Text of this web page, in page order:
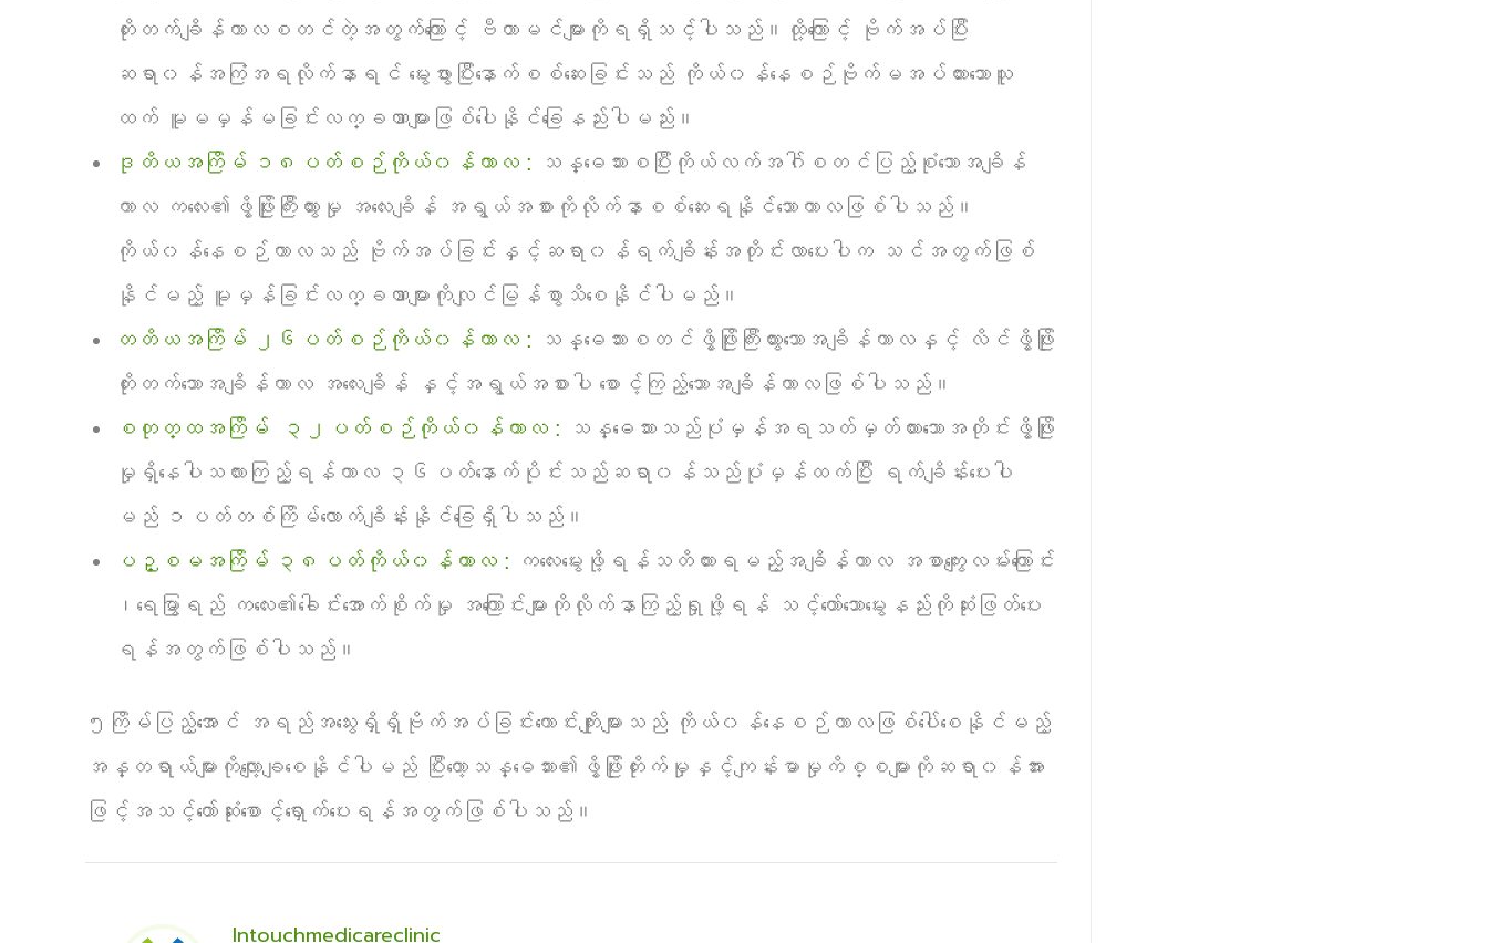
တိုးတက်ချိန်ကာလစတင်တဲ့အတွက်ကြောင့် ဗီတာမင်များကိုရရှိသင့်ပါသည်။ထို့ကြောင့် ဗိုက်အပ်ပြီး
ဆရာ၀န်အကြံအရလိုက်နာရင် မွေးဖွားပြီးနောက်စစ်ဆေးခြင်းသည် ကိုယ်၀န်နေစဉ်ဗိုက်မအပ်ထားသောသူ
ထက် မူမမှန်မခြင်းလက္ခဏာများဖြစ်ပေါနိုင်ခြေနည်းပါမည်း။
ဒုတိယအကြိမ် ၁၈ပတ်စဉ်ကိုယ်၀န်ကာလ : သန္ဓေသားစပြီးကိုယ်လက်အဂ်ါစတင်ပြည့်စုံသောအချိန်
ကာလ ကလေး၏ဖွိ့ဖြိုးကြီးထွားမှု အလေးချိန် အရွယ်အစားကိုလိုက်နာစစ်ဆေးရနိုင်သောကာလဖြစ်ပါသည်။
ကိုယ်၀န်နေစဉ်ကာလသည် ဗိုက်အပ်ခြင်းနှင့်ဆရာ၀န်ရက်ချိန်းအတိုင်းလာပေးပါက သင်အတွက်ဖြစ်
နိုင်မည့် မူမှန်ခြင်းလက္ခဏာများကိုလျင်မြန်စွာသိစေနိုင်ပါမည်။
တတိယအကြိမ် ၂၆ပတ်စဉ်ကိုယ်၀န်ကာလ :
သန္ဓေသားစတင်ဖွိ့ဖြိုးကြီးထွားသောအချိန်ကာလနှင့် လိင်ဖွိ့ဖြိုး
တိုးတက်သောအချိန်ကာလ အလေးချိန် နှင့်အရွယ်အစားပါ စောင့်ကြည့်သောအချိန်ကာလဖြစ်ပါသည်။
စတုတ္ထအကြိမ် ၃၂ပတ်စဉ်ကိုယ်၀န်ကာလ : သန္ဓေသားသည်ပုံမှန်အရသတ်မှတ်ထားသောအတိုင်းဖွိ့ဖြိုး
မှုရှိနေပါသလားကြည့်ရန်ကာလ ၃၆ပတ်နောက်ပိုင်းသည်ဆရာ၀န်သည်ပုံမှန်ထက်ပြီး ရက်ချိန်းပေးပါ
မည် ၁ပတ်တစ်ကြိမ်လောက်ချိန်းနိုင်ခြေရှိပါသည်။
ပဉ္စမအကြိမ် ၃၈ပတ်ကိုယ်၀န်ကာလ :
ကလေးမွေးဖို့ရန်သတိထားရမည့်အချိန်ကာလ အစာကျွေးလမ်းကြောင်း
၊ရေမြွာရည် ကလေး၏ခေါင်းအောက်စိုက်မှု အကြောင်းများကိုလိုက်နာကြည့်ရှုဖို့ရန် သင့်တော်သောမွေးနည်းကိုဆုံးဖြတ်ပေး
ရန်အတွက်ဖြစ်ပါသည်။
၅ကြိမ်ပြည့်အောင် အရည်အသွေးရှိရှိဗိုက်အပ်ခြင်းကောင်းကျိုးများသည် ကိုယ်၀န်နေစဉ်ကာလဖြစ်ပေါ်စေနိုင်မည့်
အန္တရာယ်များကိုလျော့ချစေနိုင်ပါမည် ပြီးတော့သန္ဓေသား၏ဖွိ့ဖြိုးတိုးက်မှုနှင့်ကျန်းမာမှုကိစ္စများကိုဆရာ၀န်အား
ဖြင့်အသင့်တော်ဆုံးစောင့်ရှောက်ပေးရန်အတွက်ဖြစ်ပါသည်။
Intouchmedicareclinic